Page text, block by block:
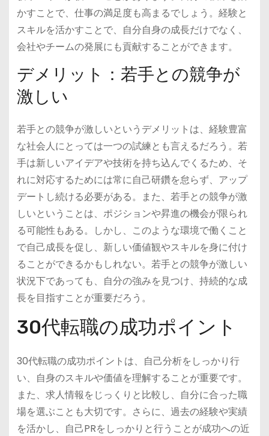
かすことで、仕事の満足度も高まるでしょう。経験と
スキルを活かすことで、自分自身の成長だけでなく、
会社やチームの発展にも貢献することができます。
デメリット：若手との競争が
激しい
若手との競争が激しいというデメリットは、経験豊富
な社会人にとっては一つの試練とも言えるだろう。若
手は新しいアイデアや技術を持ち込んでくるため、そ
れに対応するためには常に自己研鑽を怠らず、アップ
デートし続ける必要がある。また、若手との競争が激
しいということは、ポジションや昇進の機会が限られ
る可能性もある。しかし、このような環境で働くこと
で自己成長を促し、新しい価値観やスキルを身に付け
ることができるかもしれない。若手との競争が激しい
状況下であっても、自分の強みを見つけ、持続的な成
長を目指すことが重要だろう。
30代転職の成功ポイント
30代転職の成功ポイントは、自己分析をしっかり行
い、自身のスキルや価値を理解することが重要です。
また、求人情報をじっくりと比較し、自分に合った職
場を選ぶことも大切です。さらに、過去の経験や実績
を活かし、自己PRをしっかりと行うことが成功への近